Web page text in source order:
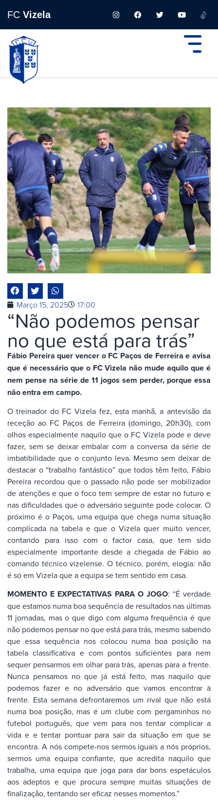
FC Vizela
Março 15, 2025 17:00
“Não podemos pensar
no que está para trás”
Fábio Pereira quer vencer o FC Paços de Ferreira e avisa
que é necessário que o FC Vizela não mude aquilo que é
nem pense na série de 11 jogos sem perder, porque essa
não entra em campo.
O treinador do FC Vizela fez, esta manhã, a antevisão da
receção ao FC Paços de Ferreira (domingo, 20h30), com
olhos especialmente naquilo que o FC Vizela pode e deve
fazer, sem se deixar embalar com a conversa da série de
imbatibilidade que o conjunto leva. Mesmo sem deixar de
destacar o “trabalho fantástico” que todos têm feito, Fábio
Pereira recordou que o passado não pode ser mobilizador
de atenções e que o foco tem sempre de estar no futuro e
nas dificuldades que o adversário seguinte pode colocar. O
próximo é o Paços, uma equipa que chega numa situação
complicada na tabela e que o Vizela quer muito vencer,
contando para isso com o factor casa, que tem sido
especialmente importante desde a chegada de Fábio ao
comando técnico vizelense. O técnico, porém, elogia: não
é só em Vizela que a equipa se tem sentido em casa.
MOMENTO E EXPECTATIVAS PARA O JOGO: “É verdade
que estamos numa boa sequência de resultados nas últimas
11 jornadas, mas o que digo com alguma frequência é que
não podemos pensar no que está para trás, mesmo sabendo
que essa sequência nos colocou numa boa posição na
tabela classificativa e com pontos suficientes para nem
sequer pensarmos em olhar para trás, apenas para a frente.
Nunca pensamos no que já está feito, mas naquilo que
podemos fazer e no adversário que vamos encontrar à
frente. Esta semana defrontaremos um rival que não está
numa boa posição, mas é um clube com pergaminhos no
futebol português, que vem para nos tentar complicar a
vida e e tentar pontuar para sair da situação em que se
encontra. A nós compete-nos sermos iguais a nós próprios,
sermos uma equipa confiante, que acredita naquilo que
trabalha, uma equipa que joga para dar bons espetáculos
aos adeptos e que procura sempre muitas situações de
finalização, tentando ser eficaz nesses momentos.”